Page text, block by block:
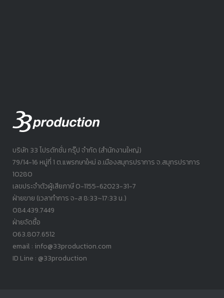
บริษัท 33 โปรดักชั่น กรุ๊ป จำกัด (สำนักงานใหญ่)
79/14-16 หมู่ที่ 1 ต.แพรกษาใหม่ อ.เมืองสมุทรปราการ จ.สมุทรปราการ
10280
เลขประจำตัวผู้เสียภาษี 0-1155-62023-31-7
ฝ่ายขาย (เวลาทำการ จ-ส 8:33~17:33 น.)
084.439.7449
ฝ่ายจัดซื้อ
063.807.6512
email : info@33production.com
ID Line : @33production